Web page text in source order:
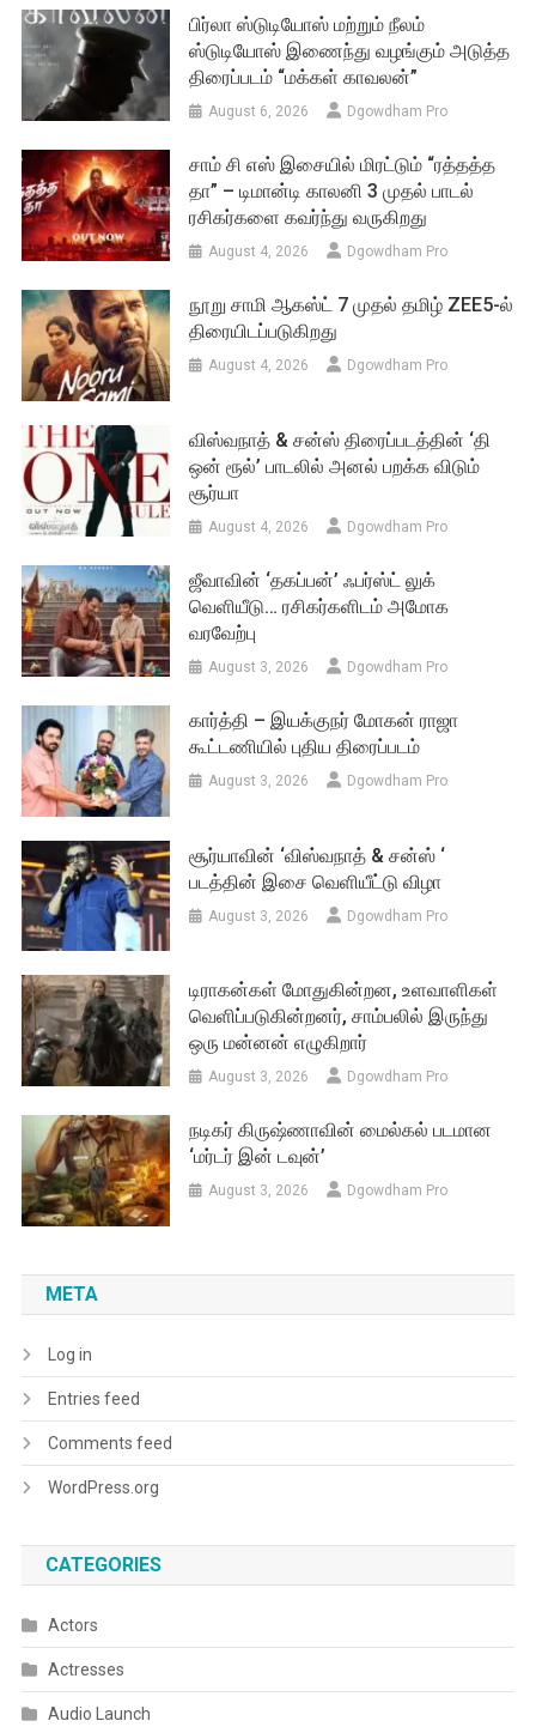
பிர்லா ஸ்டுடியோஸ் மற்றும் நீலம்
ஸ்டுடியோஸ் இணைந்து வழங்கும் அடுத்த
திரைப்படம் “மக்கள் காவலன்”
August 6, 2026 Dgowdham Pro
சாம் சி எஸ் இசையில் மிரட்டும் “ரத்தத்த
தா” – டிமான்டி காலனி 3 முதல் பாடல்
ரசிகர்களை கவர்ந்து வருகிறது
August 4, 2026 Dgowdham Pro
நூறு சாமி ஆகஸ்ட் 7 முதல் தமிழ் ZEE5-ல்
திரையிடப்படுகிறது
August 4, 2026 Dgowdham Pro
விஸ்வநாத் & சன்ஸ் திரைப்படத்தின் ‘தி
ஒன் ரூல்’ பாடலில் அனல் பறக்க விடும்
சூர்யா
August 4, 2026 Dgowdham Pro
ஜீவாவின் ‘தகப்பன்’ ஃபர்ஸ்ட் லுக்
வெளியீடு… ரசிகர்களிடம் அமோக
வரவேற்பு
August 3, 2026 Dgowdham Pro
கார்த்தி – இயக்குநர் மோகன் ராஜா
கூட்டணியில் புதிய திரைப்படம்
August 3, 2026 Dgowdham Pro
சூர்யாவின் ‘விஸ்வநாத் & சன்ஸ் ‘
படத்தின் இசை வெளியீட்டு விழா
August 3, 2026 Dgowdham Pro
டிராகன்கள் மோதுகின்றன, உளவாளிகள்
வெளிப்படுகின்றனர், சாம்பலில் இருந்து
ஒரு மன்னன் எழுகிறார்
August 3, 2026 Dgowdham Pro
நடிகர் கிருஷ்ணாவின் மைல்கல் படமான
‘மர்டர் இன் டவுன்’
August 3, 2026 Dgowdham Pro
META
Log in
Entries feed
Comments feed
WordPress.org
CATEGORIES
Actors
Actresses
Audio Launch